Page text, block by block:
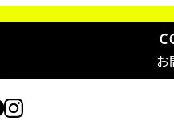
お